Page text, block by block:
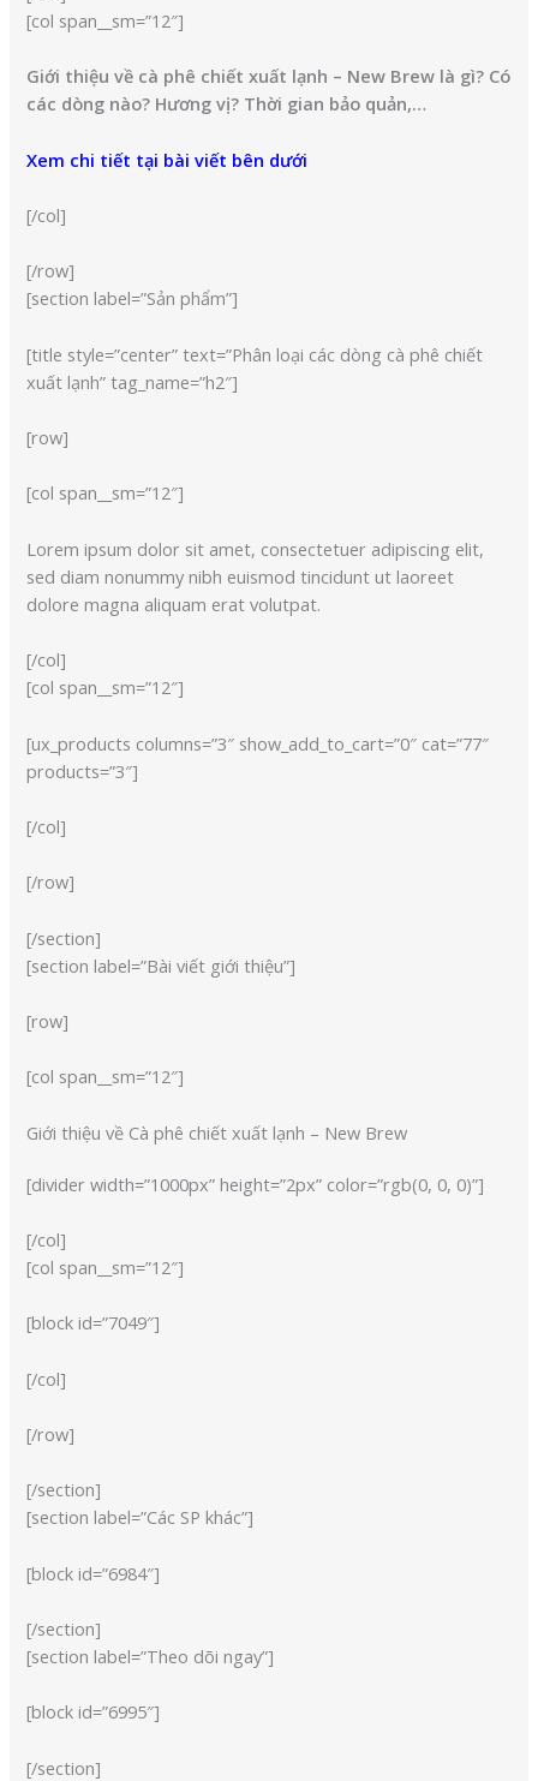
[col span__sm=”12″]
Giới thiệu về cà phê chiết xuất lạnh – New Brew là gì? Có
các dòng nào? Hương vị? Thời gian bảo quản,…
Xem chi tiết tại bài viết bên dưới
[/col]
[/row]
[section label=”Sản phẩm”]
[title style=”center” text=”Phân loại các dòng cà phê chiết
xuất lạnh” tag_name=”h2″]
[row]
[col span__sm=”12″]
Lorem ipsum dolor sit amet, consectetuer adipiscing elit,
sed diam nonummy nibh euismod tincidunt ut laoreet
dolore magna aliquam erat volutpat.
[/col]
[col span__sm=”12″]
[ux_products columns=”3″ show_add_to_cart=”0″ cat=”77″
products=”3″]
[/col]
[/row]
[/section]
[section label=”Bài viết giới thiệu”]
[row]
[col span__sm=”12″]
Giới thiệu về Cà phê chiết xuất lạnh – New Brew
[divider width=”1000px” height=”2px” color=”rgb(0, 0, 0)”]
[/col]
[col span__sm=”12″]
[block id=”7049″]
[/col]
[/row]
[/section]
[section label=”Các SP khác”]
[block id=”6984″]
[/section]
[section label=”Theo dõi ngay”]
[block id=”6995″]
[/section]